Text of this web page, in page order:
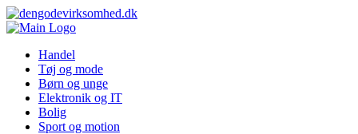
Handel
Tøj og mode
Børn og unge
Elektronik og IT
Bolig
Sport og motion